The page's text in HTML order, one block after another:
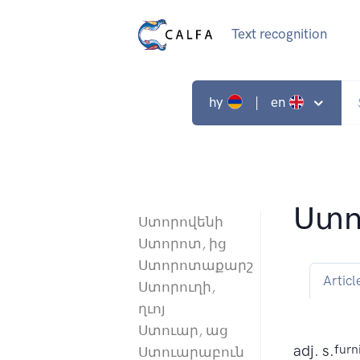
Text recognition
hy | en
Ստորովենի
Ստորոտ, ից
Ստորոտաքարշ
Ստորուղի,
ղւոյ
Ստուար, աց
Ստուարաբուն
adj. s.